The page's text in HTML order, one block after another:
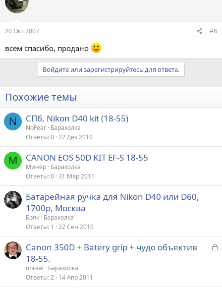
20 Окт 2007 #8
всем спасибо, продано
Войдите или зарегистрируйтесь для ответа.
Похожие темы
N СПб, Nikon D40 kit (18-55)
NoFear Барахолка
Ответы 0 22 Дек 2010
М CANON EOS 50D KIT EF-S 18-55
Минёр Барахолка
Ответы 0 31 Мар 2011
Батарейная ручка для Nikon D40 или D60,
1700р, Москва
Бряк Барахолка
Ответы 1 22 Сен 2010
З
Canon 350D + Batery grip + чудо объектив
18-55.
unreal
Барахолка
Ответы 2 14 Апр 2011